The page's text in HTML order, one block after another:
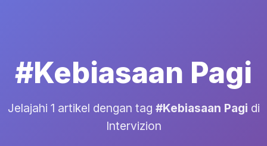
#Kebiasaan Pagi
Jelajahi 1 artikel dengan tag #Kebiasaan Pagi di
Intervizion